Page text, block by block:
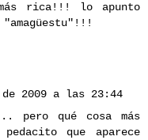
rica!!! lo apunto
2009 a las 23:44
pero qué cosa más
que aparece